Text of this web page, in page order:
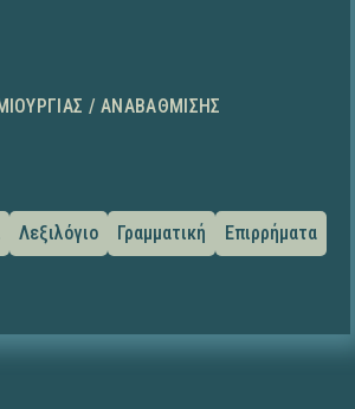
/ ΑΝΑΒΆΘΜΙΣΗΣ
Λεξιλόγιο Γραμματική Επιρρήματα